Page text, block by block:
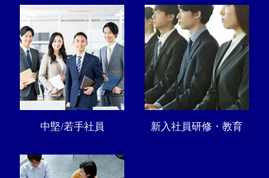
中堅/若手社員 新入社員研修・教育